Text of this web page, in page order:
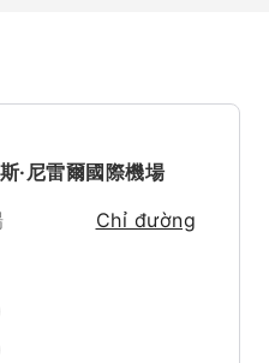
·尼雷爾國際機場
Chỉ đường